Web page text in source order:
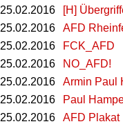
25.02.2016
[H]
25.02.2016
AFD
25.02.2016
FCK_AFD
25.02.2016
NO_AFD!
25.02.2016
Armin Paul
25.02.2016
Paul
25.02.2016
AFD Plakat